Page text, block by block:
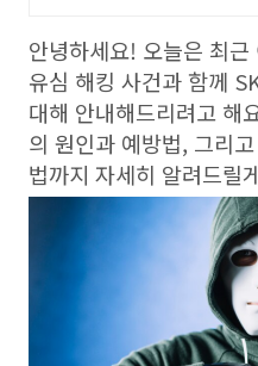
런스 보유
안녕하세요! 오늘은 최
유심 해킹 사건과 함께
대해 안내해드리려고 해
의 원인과 예방법, 그리
법까지 자세히 알려드릴